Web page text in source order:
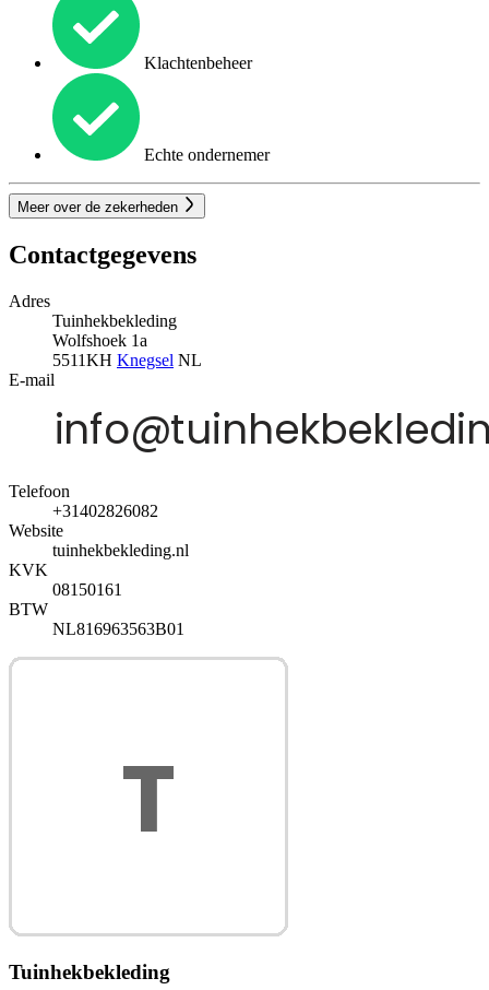
Klachtenbeheer
Echte ondernemer
Meer over de zekerheden
Contactgegevens
Adres
Tuinhekbekleding
Wolfshoek 1a
5511KH Knegsel NL
E-mail
Telefoon
+31402826082
Website
tuinhekbekleding.nl
KVK
08150161
BTW
NL816963563B01
Tuinhekbekleding